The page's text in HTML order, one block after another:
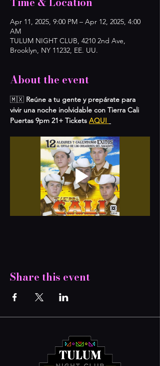
Apr 11, 2025, 9:00 PM – Apr 12, 2025, 4:00
AM
TULUM NIGHT CLUB, 4210 2nd Ave,
Brooklyn, NY 11232, EE. UU.
About the event
🇲🇽 Reúne a tu gente y prepárate para
vivir una noche inolvidable con Tierra Cali
Puertas 9pm 21+ Tickets AQUI
Share this event